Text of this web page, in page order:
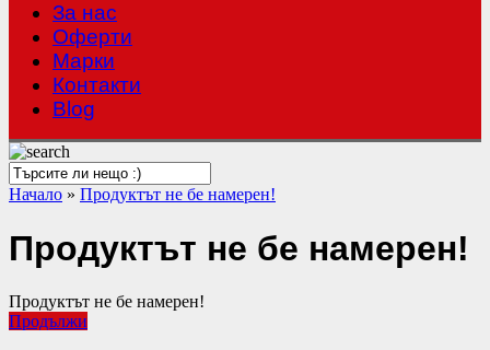
За нас
Оферти
Mарки
Контакти
Blog
Начало » Продуктът не бе намерен!
Продуктът не бе намерен!
Продуктът не бе намерен!
Продължи